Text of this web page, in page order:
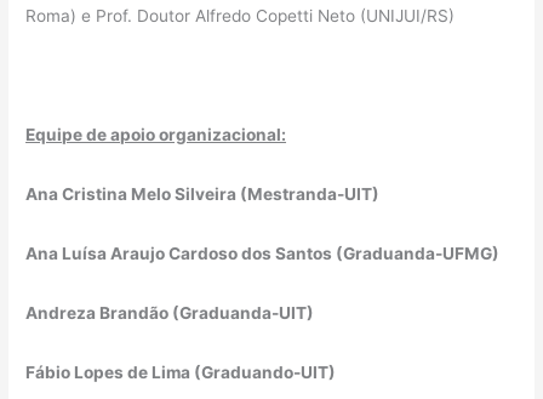
Roma) e Prof. Doutor Alfredo Copetti Neto (UNIJUI/RS)
Equipe de apoio organizacional:
Ana Cristina Melo Silveira (Mestranda-UIT)
Ana Luísa Araujo Cardoso dos Santos (Graduanda-UFMG)
Andreza Brandão (Graduanda-UIT)
Fábio Lopes de Lima (Graduando-UIT)